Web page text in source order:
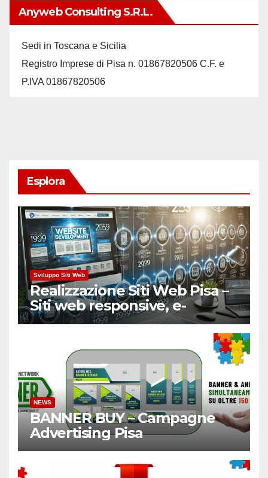
Anyweb Consulting S.r.L.
Sedi in Toscana e Sicilia
Registro Imprese di Pisa n. 01867820506 C.F. e
P.IVA 01867820506
Esplora
Sviluppo Siti Web
Realizzazione Siti Web Pisa –
Siti web responsive, e-
Commerce
NEWS
BANNER BUY – Campagne
Advertising Pisa